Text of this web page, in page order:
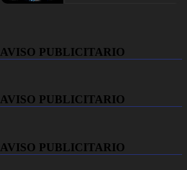
AVISO PUBLICITARIO
AVISO PUBLICITARIO
AVISO PUBLICITARIO